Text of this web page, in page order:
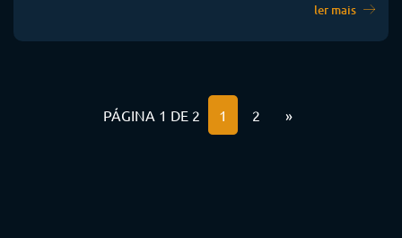
ler mais
PÁGINA 1 DE 2 1 2 »